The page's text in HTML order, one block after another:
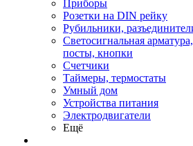
Приборы
Розетки на DIN рейку
Рубильники,
Светосигнальная арматура,
посты, кнопки
Счетчики
Таймеры, термостаты
Умный дом
Устройства питания
Электродвигатели
Ещё